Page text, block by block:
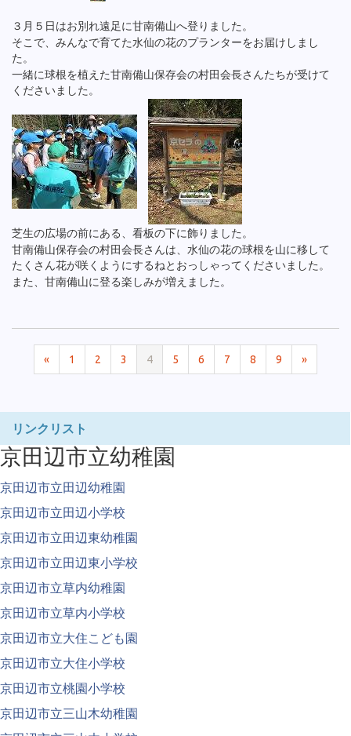
３月５日はお別れ遠足に甘南備山へ登りました。
そこで、みんなで育てた水仙の花のプランターをお届けしまし
た。
一緒に球根を植えた甘南備山保存会の村田会長さんたちが受けて
くださいました。
芝生の広場の前にある、看板の下に飾りました。
甘南備山保存会の村田会長さんは、水仙の花の球根を山に移して
たくさん花が咲くようにするねとおっしゃってくださいました。
また、甘南備山に登る楽しみが増えました。
« 1 2 3 4 5 6 7 8 9 »
リンクリスト
京田辺市立幼稚園
京田辺市立田辺幼稚園
京田辺市立田辺小学校
京田辺市立田辺東幼稚園
京田辺市立田辺東小学校
京田辺市立草内幼稚園
京田辺市立草内小学校
京田辺市立大住こども園
京田辺市立大住小学校
京田辺市立桃園小学校
京田辺市立三山木幼稚園